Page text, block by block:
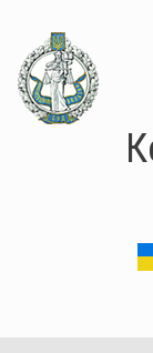
основного
матеріалу